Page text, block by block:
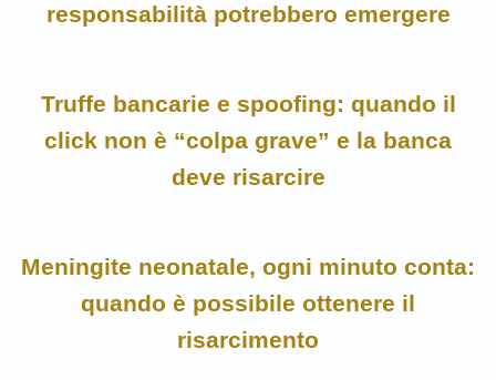
responsabilità potrebbero emergere
Truffe bancarie e spoofing: quando il
click non è “colpa grave” e la banca
deve risarcire
Meningite neonatale, ogni minuto conta:
quando è possibile ottenere il
risarcimento